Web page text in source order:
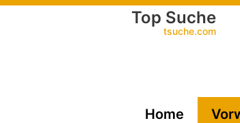
Top Suche
tsuche.com
Home